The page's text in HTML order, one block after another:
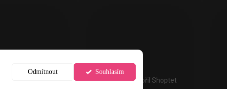
Odmítnout Souhlasím
Vytvořil Shoptet